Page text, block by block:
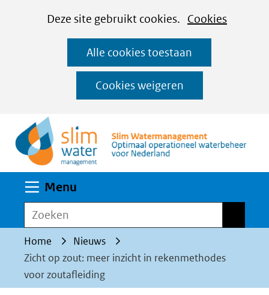
CookiesDeze site gebruikt cookies. Cookies
op
deze
website
worden
toegestaan
of
geweigerd.
Alle cookies toestaan
Cookies weigeren
Ga
naar
de
inhoud
Menu
Zoeken
Home
Nieuws
Zicht op zout: meer inzicht in rekenmethodes
voor zoutafleiding